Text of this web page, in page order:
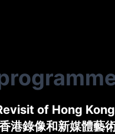
of Hong
港錄像和新媒體藝